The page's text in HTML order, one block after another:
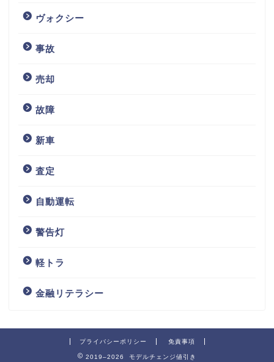
ヴォクシー
事故
売却
故障
新車
査定
自動運転
警告灯
軽トラ
金融リテラシー
プライバシーポリシー 免責事項
2019–2026 モデルチェンジ値引き